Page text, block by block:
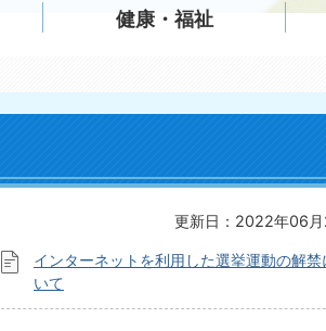
健康・福祉
更新日：2022年06
インターネットを利用した選挙運動の解禁
いて